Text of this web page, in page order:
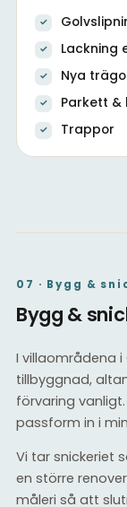
Lackning
Nya
Parkett &
Trappor
Slipat och lackat
07 · Bygg &
Bygg &
I villaområdena
tillbyggnad,
förvaring
passform in i
Vi tar snickeriet
en större
måleri så att